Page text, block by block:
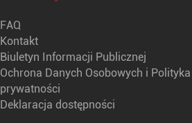
FAQ
Kontakt
Biuletyn Informacji Publicznej
Ochrona Danych Osobowych i Polityka
prywatności
Deklaracja dostępności